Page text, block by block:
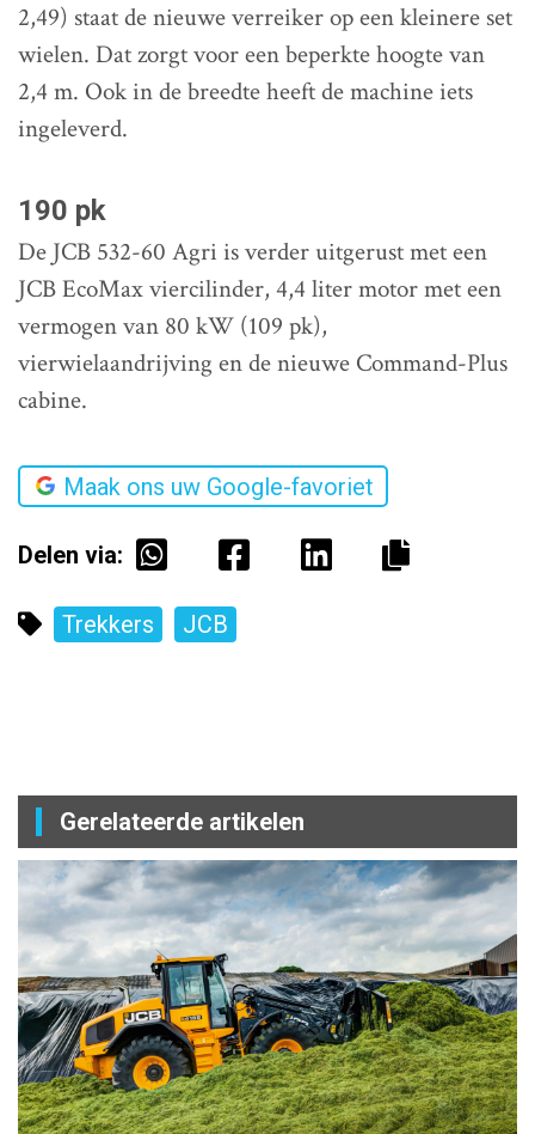
2,49) staat de nieuwe verreiker op een kleinere set
wielen. Dat zorgt voor een beperkte hoogte van
2,4 m. Ook in de breedte heeft de machine iets
ingeleverd.
190 pk
De JCB 532-60 Agri is verder uitgerust met een
JCB EcoMax viercilinder, 4,4 liter motor met een
vermogen van 80 kW (109 pk),
vierwielaandrijving en de nieuwe Command-Plus
cabine.
Maak ons uw Google-favoriet
Delen via:
Trekkers JCB
Gerelateerde artikelen